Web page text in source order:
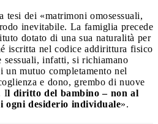
tesi dei «matrimoni omosessuali,
inevitabile. La famiglia precede
dotato di una sua naturalità per
iscritta nel codice addirittura fisico
sessuali, infatti, si richiamano
un mutuo completamento nel
e dono, grembo di nuove
Il diritto del bambino – non al
ogni desiderio individuale».